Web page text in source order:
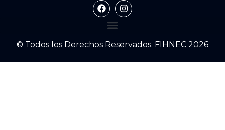
© Todos los Derechos Reservados. FIHNEC 2026